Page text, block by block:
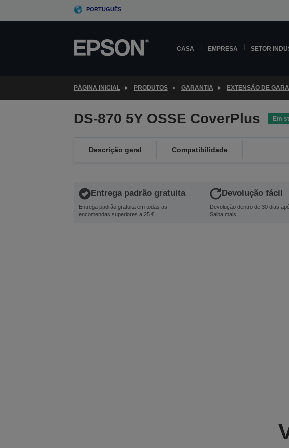
PORTUGUÊS
CASA EMPRESA SETOR
PÁGINA INICIAL PRODUTOS GARANTIA EXTENSÃO DE
DS-870 5Y OSSE CoverPlus Em
Descrição geral Compatibilidade
Entrega padrão gratuita
Entrega padrão gratuita em todas as
encomendas superiores a 25 €
Devolução fácil
Devolução dentro de 30 dias
Saiba mais